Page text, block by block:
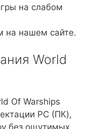
на слабом
нашем сайте.
World
Of Warships
PC (ПК),
без ощутимых